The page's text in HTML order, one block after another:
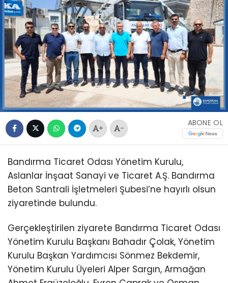
+ -
ABONE OL
Bandırma Ticaret Odası Yönetim Kurulu,
Aslanlar İnşaat Sanayi ve Ticaret A.Ş. Bandırma
Beton Santrali İşletmeleri Şubesi’ne hayırlı olsun
ziyaretinde bulundu.
Gerçekleştirilen ziyarete Bandırma Ticaret Odası
Yönetim Kurulu Başkanı Bahadır Çolak, Yönetim
Kurulu Başkan Yardımcısı Sönmez Bekdemir,
Yönetim Kurulu Üyeleri Alper Sargın, Armağan